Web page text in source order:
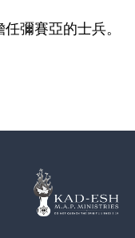
彌賽亞的士兵。